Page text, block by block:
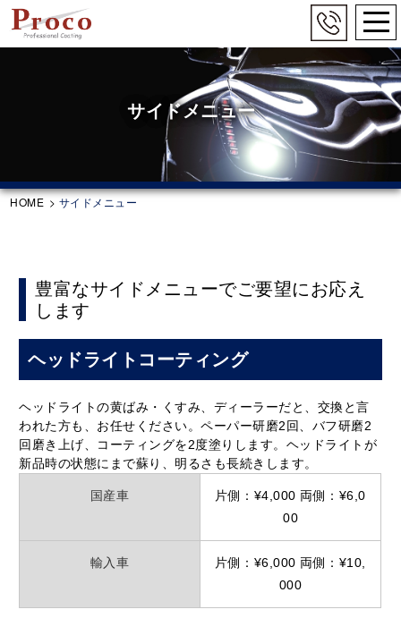
サイドメニュー
HOME > サイドメニュー
豊富なサイドメニューでご要望にお応え
します
ヘッドライトコーティング
ヘッドライトの黄ばみ・くすみ、ディーラーだと、交換と言
われた方も、お任せください。ペーパー研磨2回、バフ研磨2
回磨き上げ、コーティングを2度塗りします。ヘッドライトが
新品時の状態にまで蘇り、明るさも長続きします。
国産車
片側：¥4,000 両側：¥6,0
00
輸入車
片側：¥6,000 両側：¥10,
000